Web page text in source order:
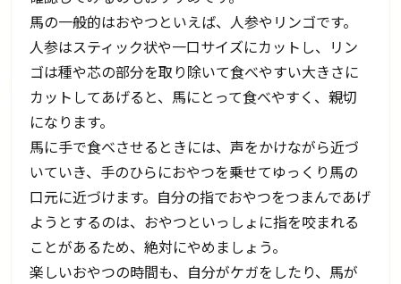
馬の一般的はおやつといえば、人参やリンゴです。
人参はスティック状や一口サイズにカットし、リン
ゴは種や芯の部分を取り除いて食べやすい大きさに
カットしてあげると、馬にとって食べやすく、親切
になります。
馬に手で食べさせるときには、声をかけながら近づ
いていき、手のひらにおやつを乗せてゆっくり馬の
口元に近づけます。自分の指でおやつをつまんであげ
ようとするのは、おやつといっしょに指を咬まれる
ことがあるため、絶対にやめましょう。
楽しいおやつの時間も、自分がケガをしたり、馬が